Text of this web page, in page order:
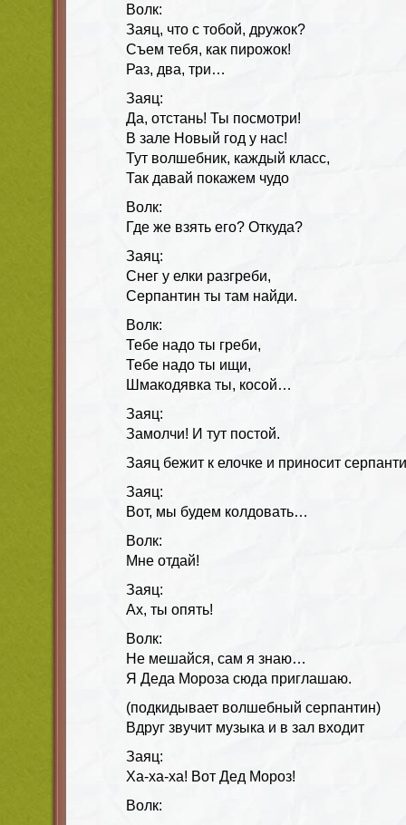
Волк:
Заяц, что с тобой, дружок?
Съем тебя, как пирожок!
Раз, два, три…
Заяц:
Да, отстань! Ты посмотри!
В зале Новый год у нас!
Тут волшебник, каждый класс,
Так давай покажем чудо
Волк:
Где же взять его? Откуда?
Заяц:
Снег у елки разгреби,
Серпантин ты там найди.
Волк:
Тебе надо ты греби,
Тебе надо ты ищи,
Шмакодявка ты, косой…
Заяц:
Замолчи! И тут постой.
Заяц бежит к елочке и приносит
Заяц:
Вот, мы будем колдовать…
Волк:
Мне отдай!
Заяц:
Ах, ты опять!
Волк:
Не мешайся, сам я знаю…
Я Деда Мороза сюда приглашаю.
(подкидывает волшебный серпантин)
Вдруг звучит музыка и в зал входит
Заяц:
Ха-ха-ха! Вот Дед Мороз!
Волк: